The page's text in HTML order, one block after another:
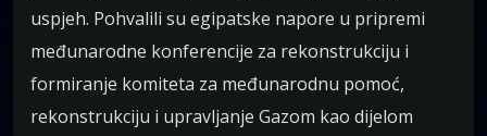
uspjeh. Pohvalili su egipatske napore u pripremi
međunarodne konferencije za rekonstrukciju i
formiranje komiteta za međunarodnu pomoć,
rekonstrukciju i upravljanje Gazom kao dijelom